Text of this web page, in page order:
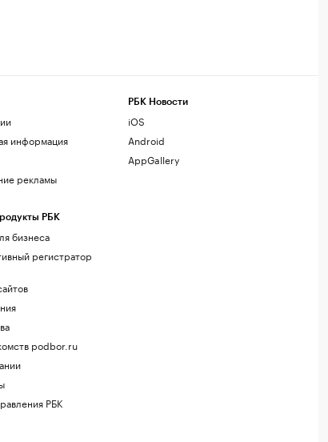
информация
рекламы
РБК
бизнеса
регистратор
podbor.ru
РБК
РБК Новости
iOS
Android
AppGallery